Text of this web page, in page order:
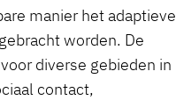
manier het adaptieve
worden. De
diverse gebieden in
contact,